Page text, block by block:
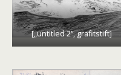
[„untitled 2“, grafitstift]